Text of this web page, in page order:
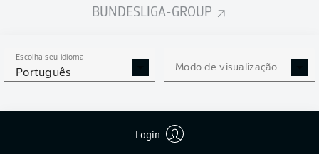
BUNDESLIGA-GROUP
Escolha seu idioma
Português Modo de visualização
Login
ESTATÍSTICAS DA
TEMPORADA 2026/2027